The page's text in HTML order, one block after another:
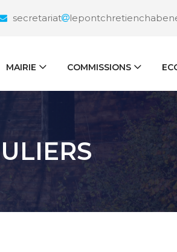
secretariat
MAIRIE COMMISSIONS